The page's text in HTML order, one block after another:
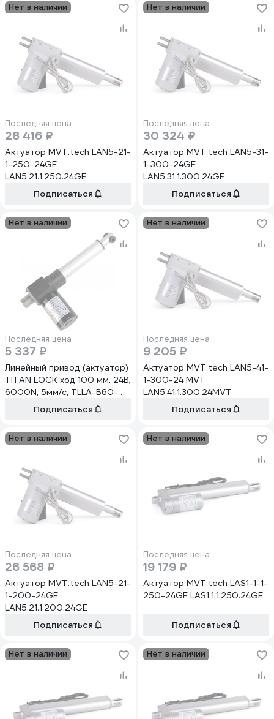
Нет в наличии
Последняя цена
28 416 ₽
Актуатор MVT.tech LAN5-21-
1-250-24GE
LAN5.21.1.250.24GE
Подписаться
Нет в наличии
Последняя цена
30 324 ₽
Актуатор MVT.tech LAN5-31-
1-300-24GE
LAN5.31.1.300.24GE
Подписаться
Нет в наличии
Последняя цена
5 337 ₽
Линейный привод (актуатор)
TITAN LOCK ход 100 мм, 24В,
6000N, 5мм/с, TLLA-B60-
100-24-6000-5
Подписаться
Нет в наличии
Последняя цена
9 205 ₽
Актуатор MVT.tech LAN5-41-
1-300-24 MVT
LAN5.41.1.300.24MVT
Подписаться
Нет в наличии
Последняя цена
26 568 ₽
Актуатор MVT.tech LAN5-21-
1-200-24GE
LAN5.21.1.200.24GE
Подписаться
Нет в наличии
Последняя цена
19 179 ₽
Актуатор MVT.tech LAS1-1-1-
250-24GE LAS1.1.1.250.24GE
Подписаться
Нет в наличии Нет в наличии